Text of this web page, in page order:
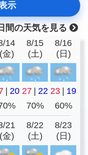
示
間の天気を見る
14
(金)
8/15
(土)
8/16
(日)
| 20 27 | 22 23 | 19
70% 60%
21
(金)
8/22
(土)
8/23
(日)